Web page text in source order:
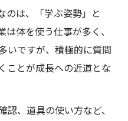
のは、「学ぶ姿勢」と
は体を使う仕事が多く、
いですが、積極的に質問
ことが成長への近道とな
、道具の使い方など、